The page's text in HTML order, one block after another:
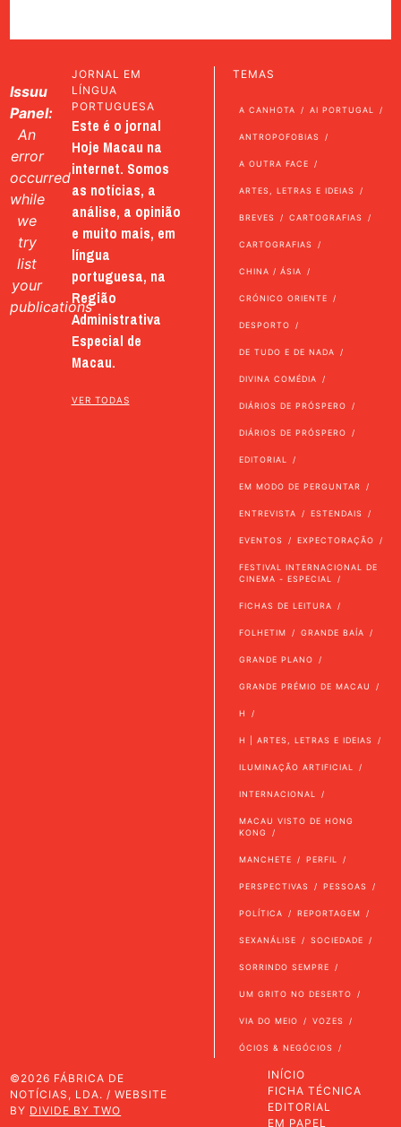
Issuu
Panel:
An
error
occurred
while
we
try
list
your
publications
JORNAL EM
LÍNGUA
PORTUGUESA
Este é o jornal
Hoje Macau na
internet. Somos
as notícias, a
análise, a opinião
e muito mais, em
língua
portuguesa, na
Região
Administrativa
Especial de
Macau.
VER TODAS
TEMAS
A CANHOTA AI PORTUGAL
ANTROPOFOBIAS
A OUTRA FACE
ARTES, LETRAS E IDEIAS
BREVES CARTOGRAFIAS
CARTOGRAFIAS
CHINA / ÁSIA
CRÓNICO ORIENTE
DESPORTO
DE TUDO E DE NADA
DIVINA COMÉDIA
DIÁRIOS DE PRÓSPERO
DIÁRIOS DE PRÓSPERO
EDITORIAL
EM MODO DE PERGUNTAR
ENTREVISTA ESTENDAIS
EVENTOS EXPECTORAÇÃO
FESTIVAL INTERNACIONAL DE
CINEMA - ESPECIAL
FICHAS DE LEITURA
FOLHETIM GRANDE BAÍA
GRANDE PLANO
GRANDE PRÉMIO DE MACAU
H
H | ARTES, LETRAS E IDEIAS
ILUMINAÇÃO ARTIFICIAL
INTERNACIONAL
MACAU VISTO DE HONG
KONG
MANCHETE PERFIL
PERSPECTIVAS PESSOAS
POLÍTICA REPORTAGEM
SEXANÁLISE SOCIEDADE
SORRINDO SEMPRE
UM GRITO NO DESERTO
VIA DO MEIO VOZES
ÓCIOS & NEGÓCIOS
©2026 FÁBRICA DE
NOTÍCIAS, LDA. / WEBSITE
BY DIVIDE BY TWO
INÍCIO
FICHA TÉCNICA
EDITORIAL
EM PAPEL